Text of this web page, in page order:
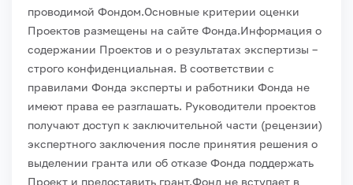
проводимой Фондом.Основные критерии оценки
Проектов размещены на сайте Фонда.Информация о
содержании Проектов и о результатах экспертизы –
строго конфиденциальная. В соответствии с
правилами Фонда эксперты и работники Фонда не
имеют права ее разглашать. Руководители проектов
получают доступ к заключительной части (рецензии)
экспертного заключения после принятия решения о
выделении гранта или об отказе Фонда поддержать
Проект и предоставить грант.Фонд не вступает в